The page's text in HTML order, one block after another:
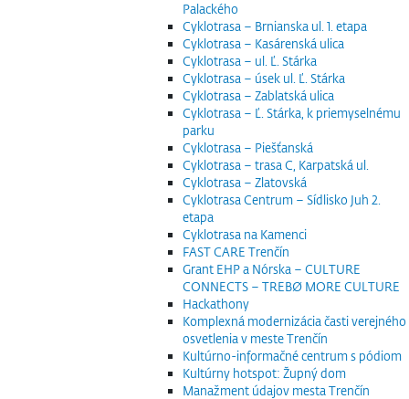
Palackého
Cyklotrasa – Brnianska ul. 1. etapa
Cyklotrasa – Kasárenská ulica
Cyklotrasa – ul. Ľ. Stárka
Cyklotrasa – úsek ul. Ľ. Stárka
Cyklotrasa – Zablatská ulica
Cyklotrasa – Ľ. Stárka, k priemyselnému
parku
Cyklotrasa – Piešťanská
Cyklotrasa – trasa C, Karpatská ul.
Cyklotrasa – Zlatovská
Cyklotrasa Centrum – Sídlisko Juh 2.
etapa
Cyklotrasa na Kamenci
FAST CARE Trenčín
Grant EHP a Nórska – CULTURE
CONNECTS – TREBØ MORE CULTURE
Hackathony
Komplexná modernizácia časti verejného
osvetlenia v meste Trenčín
Kultúrno-informačné centrum s pódiom
Kultúrny hotspot: Župný dom
Manažment údajov mesta Trenčín